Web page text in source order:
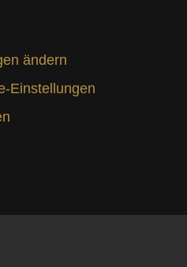
ändern
Einstellungen